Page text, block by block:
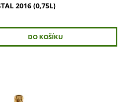
2016 (0,75L)